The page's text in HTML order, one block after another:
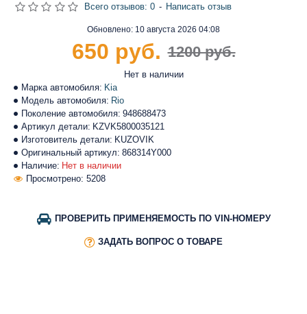
Наличие: Нет в наличии
Марка автомобиля: Kia
Модель автомобиля: Rio
Поколение автомобиля: 948688473
Артикул детали: KZVK5800035121
Изготовитель детали: KUZOVIK
Оригинальный артикул: 868314Y000
Просмотрено: 5208
Обновлено: 10 августа 2026 04:08
Нет в наличии
Всего отзывов: 0 - Написать отзыв
1200 руб.
650 руб.
ПРОВЕРИТЬ ПРИМЕНЯЕМОСТЬ ПО VIN-НОМЕРУ
ЗАДАТЬ ВОПРОС О ТОВАРЕ